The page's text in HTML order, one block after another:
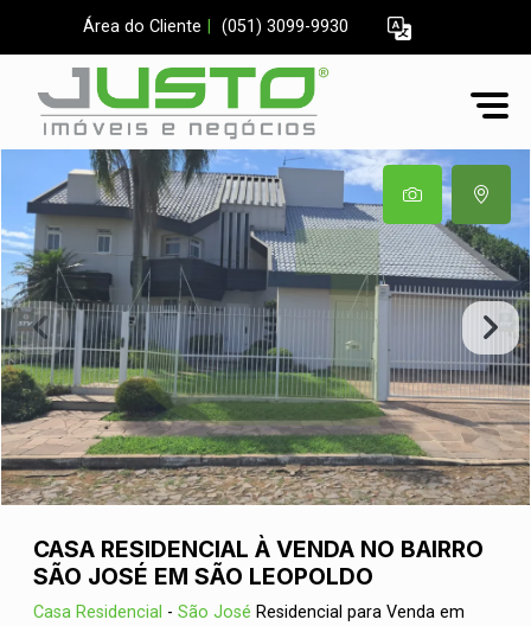
Área do Cliente (051) 3099-9930
CASA RESIDENCIAL À VENDA NO BAIRRO
SÃO JOSÉ EM SÃO LEOPOLDO
Casa Residencial - São José Residencial para Venda em